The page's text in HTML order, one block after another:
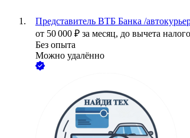
Представитель ВТБ Банка /
от 50 000 ₽ за месяц, до вычета
Без опыта
Можно удалённо